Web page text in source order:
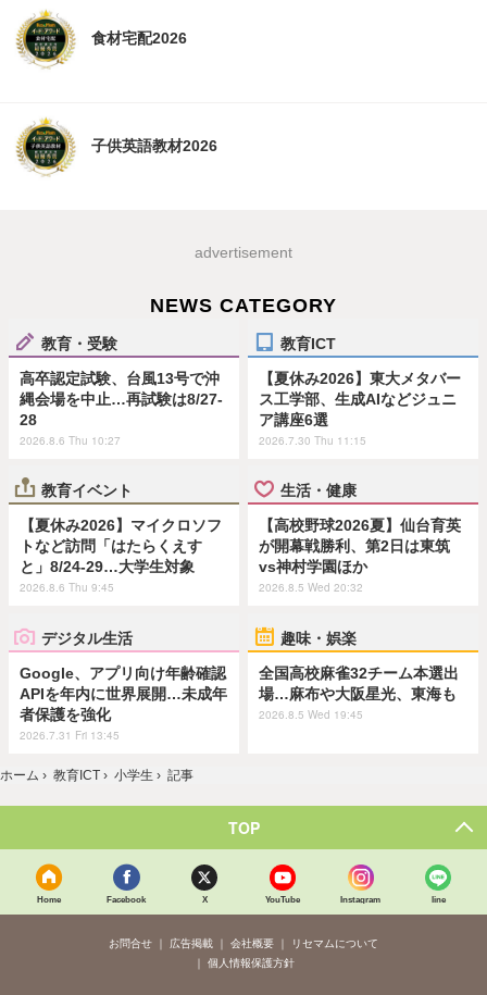
食材宅配2026
子供英語教材2026
advertisement
NEWS CATEGORY
教育・受験
高卒認定試験、台風13号で沖
縄会場を中止…再試験は8/27-
28
2026.8.6 Thu 10:27
教育ICT
【夏休み2026】東大メタバー
ス工学部、生成AIなどジュニ
ア講座6選
2026.7.30 Thu 11:15
教育イベント
【夏休み2026】マイクロソフ
トなど訪問「はたらくえす
と」8/24-29…大学生対象
2026.8.6 Thu 9:45
生活・健康
【高校野球2026夏】仙台育英
が開幕戦勝利、第2日は東筑
vs神村学園ほか
2026.8.5 Wed 20:32
デジタル生活
Google、アプリ向け年齢確認
APIを年内に世界展開…未成年
者保護を強化
2026.7.31 Fri 13:45
趣味・娯楽
全国高校麻雀32チーム本選出
場…麻布や大阪星光、東海も
2026.8.5 Wed 19:45
ホーム › 教育ICT › 小学生 › 記事
TOP
Home Facebook X YouTube Instagram line
お問合せ 広告掲載 会社概要
リセマムについて
個人情報保護方針